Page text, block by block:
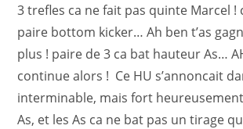
3 trefles ca ne fait pas quinte Marcel
paire bottom kicker… Ah ben t’as
plus ! paire de 3 ca bat hauteur As…
continue alors ! Ce HU s’annoncait
interminable, mais fort
As, et les As ca ne bat pas un tirage